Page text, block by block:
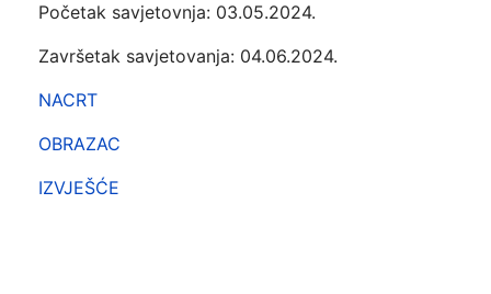
Početak savjetovnja: 03.05.2024.
Završetak savjetovanja: 04.06.2024.
NACRT
OBRAZAC
IZVJEŠĆE